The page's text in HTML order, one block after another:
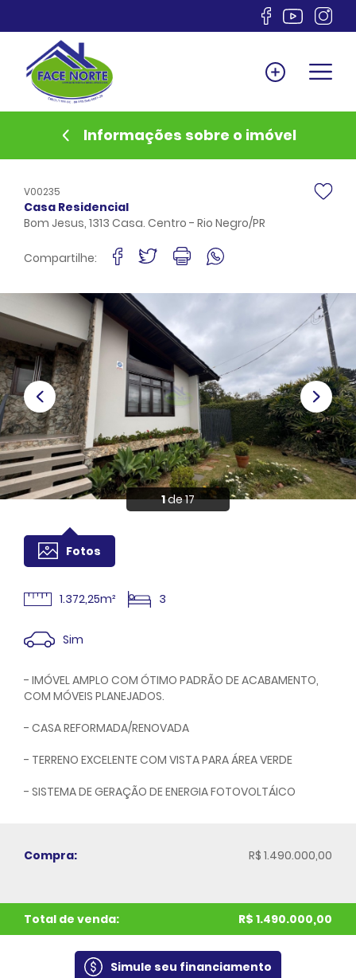
Home
Venda
Lançamentos
Documentos
Sobre
Financiamento
Favoritos
Anuncie
Sou Cliente
Informações sobre o imóvel
V00235
Casa Residencial
Bom Jesus, 1313 Casa. Centro - Rio Negro/PR
Compartilhe:
1de 17
Fotos
1.372,25m² 3
Sim
- IMÓVEL AMPLO COM ÓTIMO PADRÃO DE ACABAMENTO,
COM MÓVEIS PLANEJADOS.
- CASA REFORMADA/RENOVADA
- TERRENO EXCELENTE COM VISTA PARA ÁREA VERDE
- SISTEMA DE GERAÇÃO DE ENERGIA FOTOVOLTÁICO
Compra: R$ 1.490.000,00
Total de venda: R$ 1.490.000,00
Simule seu financiamento